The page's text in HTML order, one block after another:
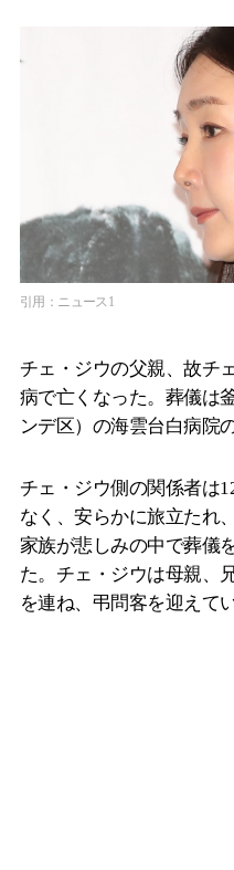
引用：ニュース1
チェ・ジウの父親、故チ
病で亡くなった。葬儀は
ンデ区）の海雲台白病院
チェ・ジウ側の関係者は
なく、安らかに旅立たれ
家族が悲しみの中で葬儀
た。チェ・ジウは母親、
を連ね、弔問客を迎えてい